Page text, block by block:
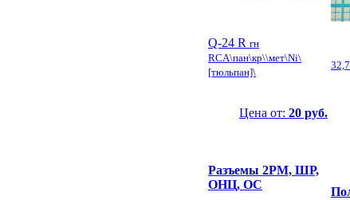
Q-24 R гн
RCA\пан\кр\\мет\Ni\
[тюльпан]\
Цена от: 20 руб.
Разъемы 2РМ, ШР,
ОНЦ, ОС